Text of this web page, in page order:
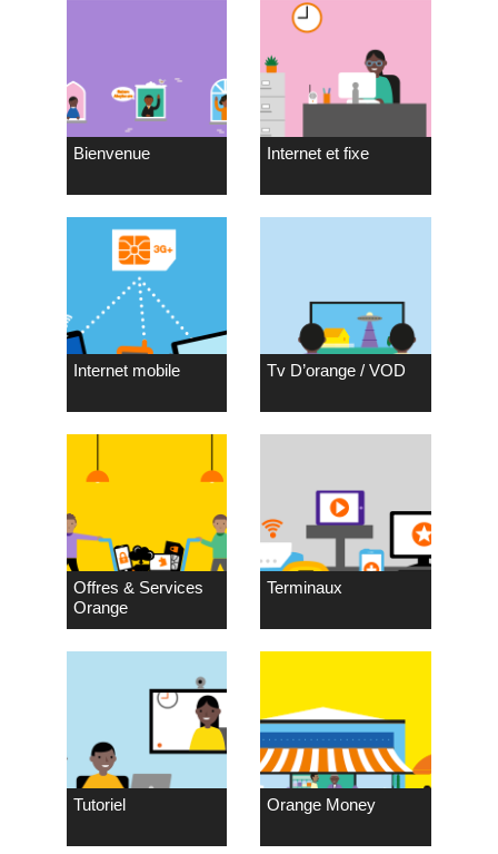
Bienvenue Internet et fixe
Internet mobile Tv D’orange / VOD
Offres & Services
Orange
Terminaux
Tutoriel Orange Money